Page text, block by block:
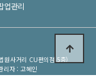
업관리
원사거리 CU편의점 5층)
리자 : 고혜인